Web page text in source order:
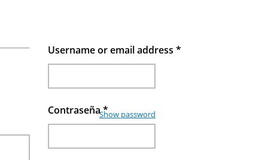
Username or email address *
Contraseña*
Show password